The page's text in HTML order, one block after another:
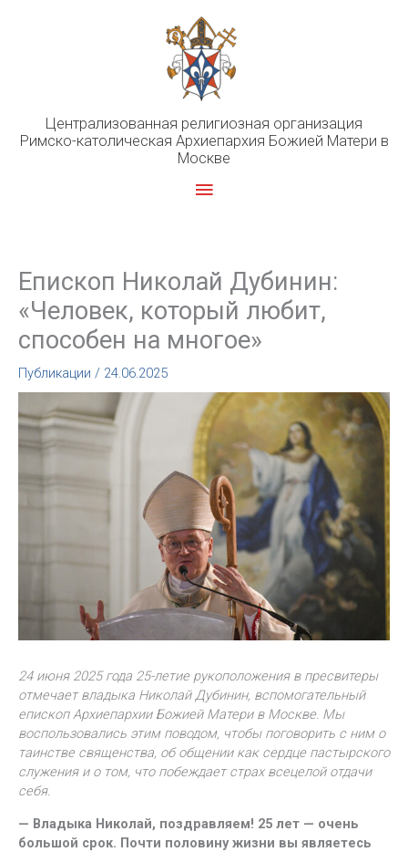
Централизованная религиозная организация
Римско-католическая Архиепархия Божией Матери в
Москве
Главное
Епископ Николай Дубинин:
«Человек, который любит,
способен на многое»
Публикации / 24.06.2025
24 июня 2025 года 25-летие рукоположения в пресвитеры
отмечает владыка Николай Дубинин, вспомогательный
епископ Архиепархии Божией Матери в Москве. Мы
воспользовались этим поводом, чтобы поговорить с ним о
таинстве священства, об общении как сердце пастырского
служения и о том, что побеждает страх всецелой отдачи
себя.
— Владыка Николай, поздравляем! 25 лет — очень
большой срок. Почти половину жизни вы являетесь